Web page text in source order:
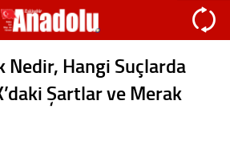
Nedir, Hangi Suçlarda
Şartlar ve Merak